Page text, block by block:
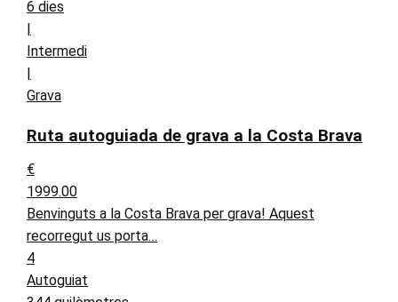
6 dies
|
Intermedi
|
Grava
Ruta autoguiada de grava a la Costa Brava
€
1999.00
Benvinguts a la Costa Brava per grava! Aquest
recorregut us porta…
4
Autoguiat